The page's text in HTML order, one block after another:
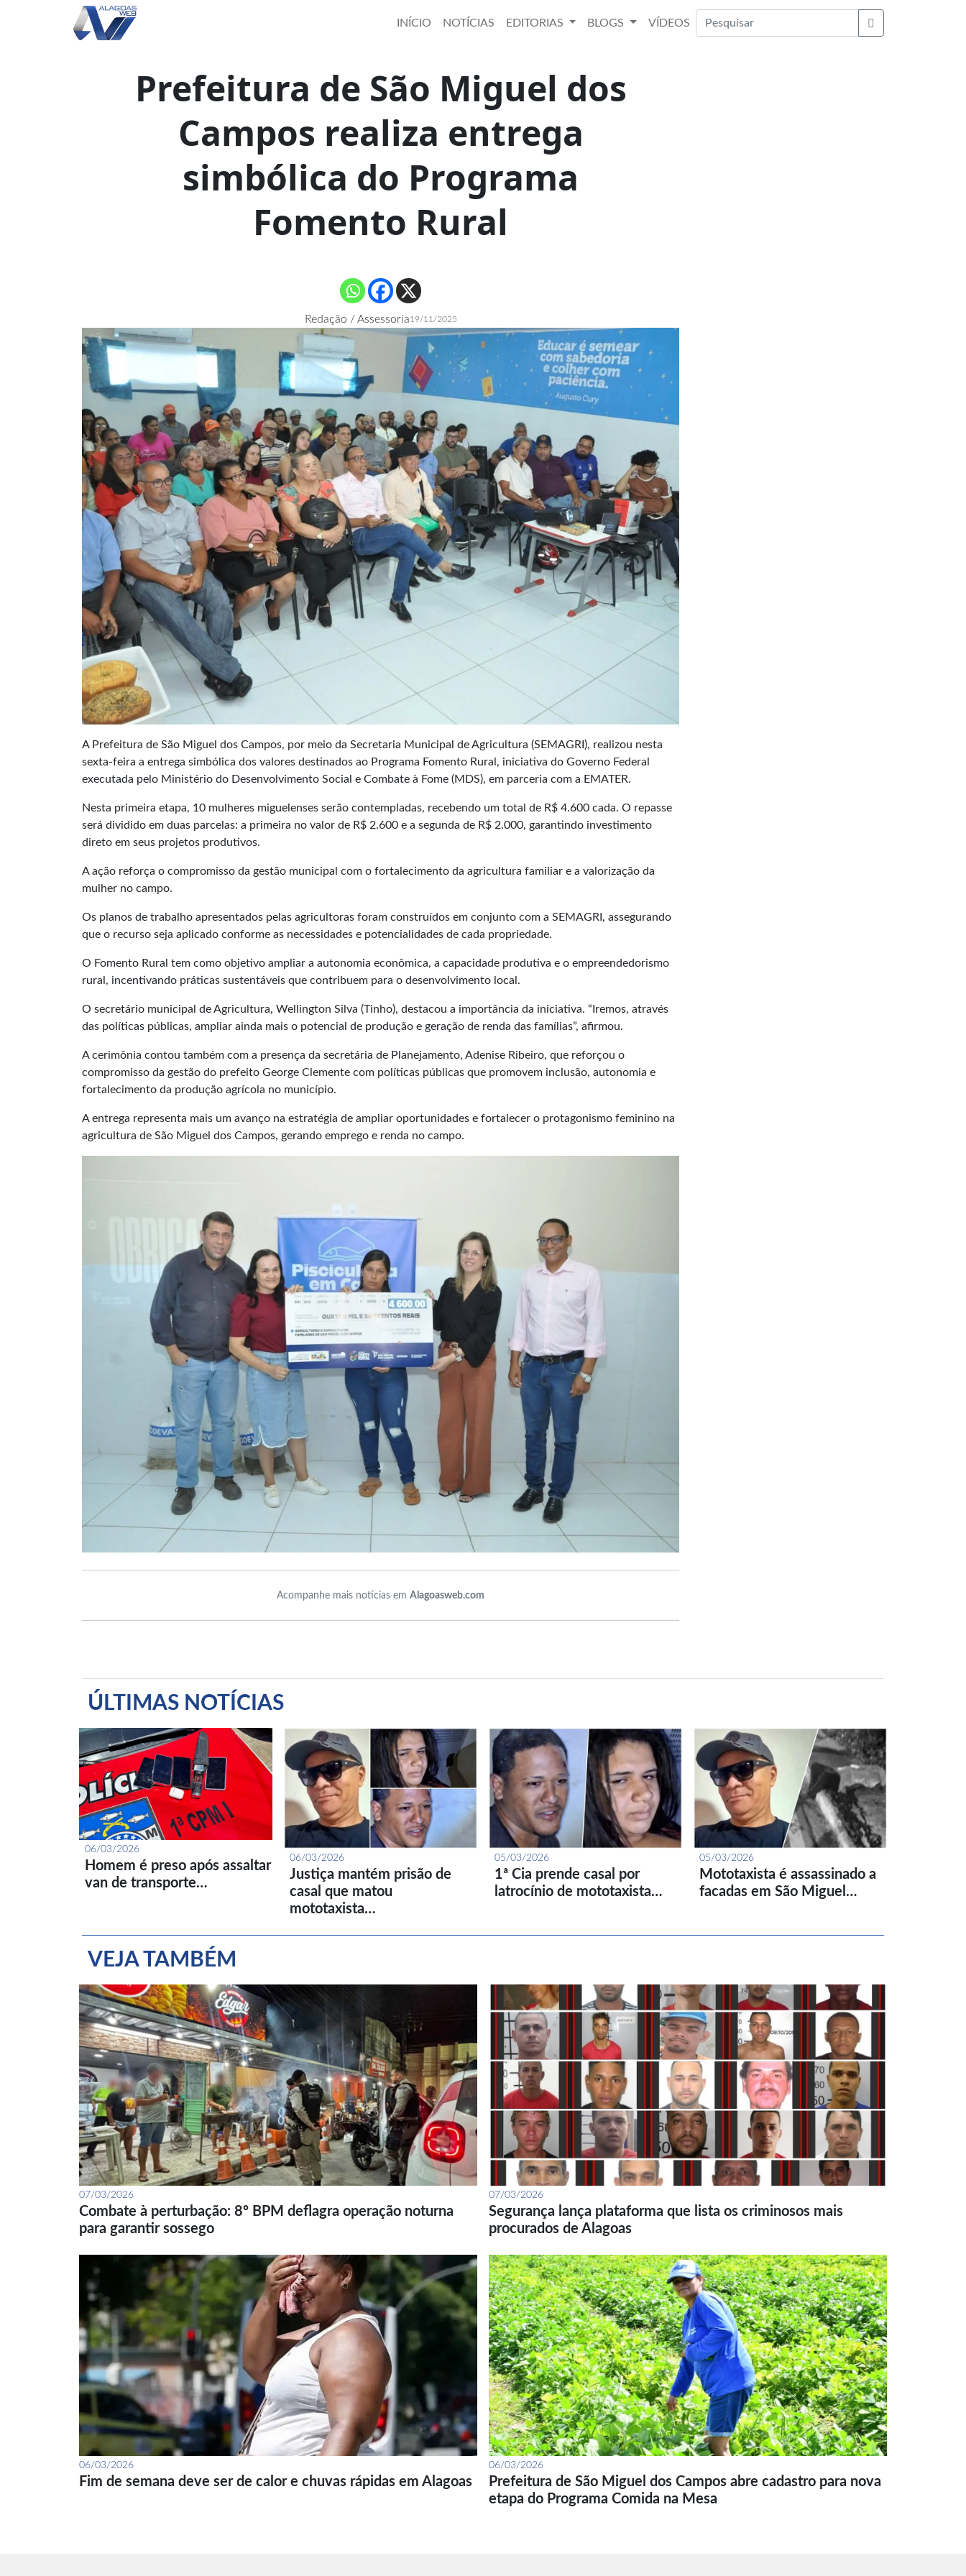
INÍCIO NOTÍCIAS EDITORIAS BLOGS
VÍDEOS
Buscar
Prefeitura de São Miguel dos
Campos realiza entrega
simbólica do Programa
Fomento Rural
Redação / Assessoria19/11/2025
A Prefeitura de São Miguel dos Campos, por meio da Secretaria Municipal de Agricultura (SEMAGRI), realizou nesta
sexta-feira a entrega simbólica dos valores destinados ao Programa Fomento Rural, iniciativa do Governo Federal
executada pelo Ministério do Desenvolvimento Social e Combate à Fome (MDS), em parceria com a EMATER.
Nesta primeira etapa, 10 mulheres miguelenses serão contempladas, recebendo um total de R$ 4.600 cada. O repasse
será dividido em duas parcelas: a primeira no valor de R$ 2.600 e a segunda de R$ 2.000, garantindo investimento
direto em seus projetos produtivos.
A ação reforça o compromisso da gestão municipal com o fortalecimento da agricultura familiar e a valorização da
mulher no campo.
Os planos de trabalho apresentados pelas agricultoras foram construídos em conjunto com a SEMAGRI, assegurando
que o recurso seja aplicado conforme as necessidades e potencialidades de cada propriedade.
O Fomento Rural tem como objetivo ampliar a autonomia econômica, a capacidade produtiva e o empreendedorismo
rural, incentivando práticas sustentáveis que contribuem para o desenvolvimento local.
O secretário municipal de Agricultura, Wellington Silva (Tinho), destacou a importância da iniciativa. “Iremos, através
das políticas públicas, ampliar ainda mais o potencial de produção e geração de renda das famílias”, afirmou.
A cerimônia contou também com a presença da secretária de Planejamento, Adenise Ribeiro, que reforçou o
compromisso da gestão do prefeito George Clemente com políticas públicas que promovem inclusão, autonomia e
fortalecimento da produção agrícola no município.
A entrega representa mais um avanço na estratégia de ampliar oportunidades e fortalecer o protagonismo feminino na
agricultura de São Miguel dos Campos, gerando emprego e renda no campo.
Acompanhe mais notícias em Alagoasweb.com
ÚLTIMAS NOTÍCIAS
06/03/2026
Homem é preso após assaltar
van de transporte…
06/03/2026
Justiça mantém prisão de
casal que matou
mototaxista…
05/03/2026
1ª Cia prende casal por
latrocínio de mototaxista…
05/03/2026
Mototaxista é assassinado a
facadas em São Miguel…
VEJA TAMBÉM
07/03/2026
Combate à perturbação: 8º BPM deflagra operação noturna
para garantir sossego
07/03/2026
Segurança lança plataforma que lista os criminosos mais
procurados de Alagoas
06/03/2026
Fim de semana deve ser de calor e chuvas rápidas em Alagoas
06/03/2026
Prefeitura de São Miguel dos Campos abre cadastro para nova
etapa do Programa Comida na Mesa